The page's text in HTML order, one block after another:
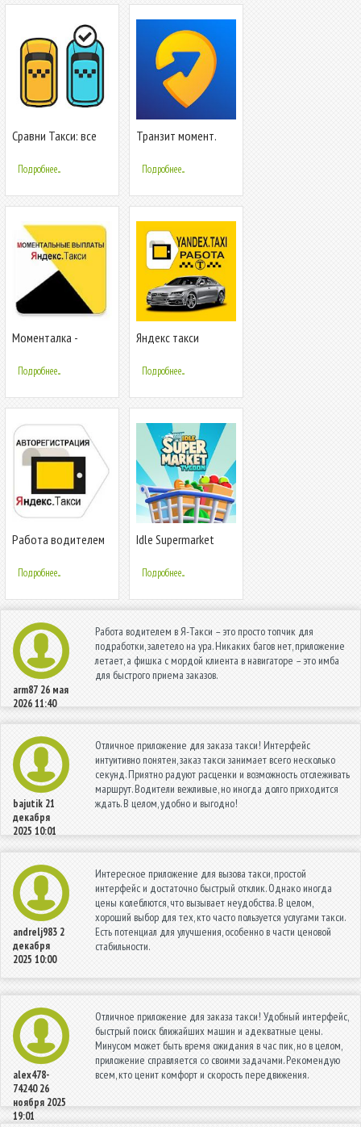
Сравни Такси: все
Подробнее...
Транзит момент.
на личном авто
Подробнее...
Моменталка -
Я. Такси в Таксометр
Подробнее...
Яндекс такси
регистрация онлайн
Подробнее...
Работа водителем
Таксометре PRO и
Подробнее...
Idle Supermarket
Подробнее...
arm87 26 мая
2026 11:40
Работа водителем в Я-Такси – это просто топчик для
подработки, залетело на ура. Никаких багов нет, приложение
летает, а фишка с мордой клиента в навигаторе – это имба
для быстрого приема заказов.
bajutik 21
декабря
2025 10:01
Отличное приложение для заказа такси! Интерфейс
интуитивно понятен, заказ такси занимает всего несколько
секунд. Приятно радуют расценки и возможность отслеживать
маршрут. Водители вежливые, но иногда долго приходится
ждать. В целом, удобно и выгодно!
andrelj983 2
декабря
2025 10:00
Интересное приложение для вызова такси, простой
интерфейс и достаточно быстрый отклик. Однако иногда
цены колеблются, что вызывает неудобства. В целом,
хороший выбор для тех, кто часто пользуется услугами такси.
Есть потенциал для улучшения, особенно в части ценовой
стабильности.
alex478-
74240 26
ноября 2025
19:01
Отличное приложение для заказа такси! Удобный интерфейс,
быстрый поиск ближайших машин и адекватные цены.
Минусом может быть время ожидания в час пик, но в целом,
приложение справляется со своими задачами. Рекомендую
всем, кто ценит комфорт и скорость передвижения.